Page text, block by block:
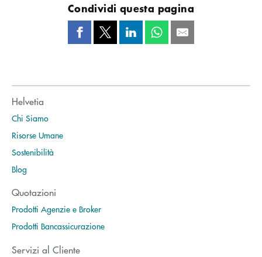
Condividi questa pagina
Helvetia
Chi Siamo
Risorse Umane
Sostenibilità
Blog
Quotazioni
Prodotti Agenzie e Broker
Prodotti Bancassicurazione
Servizi al Cliente